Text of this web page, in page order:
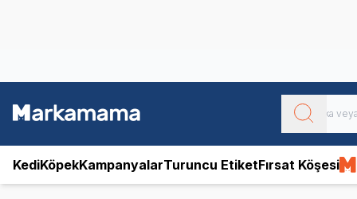
KediKöpekKampanyalarTuruncu EtiketFırsat Köşesi